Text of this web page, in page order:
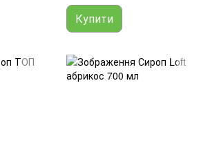
Купити